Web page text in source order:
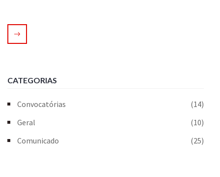
CATEGORIAS
Convocatórias
(14)
Geral
(10)
Comunicado
(25)